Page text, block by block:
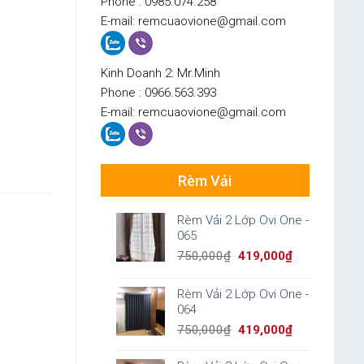
E-mail: remcuaovione@gmail.com
Kinh Doanh 2: Mr.Minh
Phone : 0966.563.393
E-mail: remcuaovione@gmail.com
Rèm Vải
Rèm Vải 2 Lớp Ovi One -
065
750,000₫ Original
was:
750,000₫.
419,000₫Current
Rèm Vải 2 Lớp Ovi One -
064
750,000₫ Original
419,000₫Current